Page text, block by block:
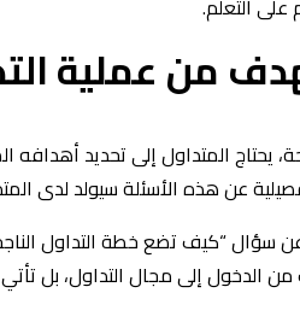
من عملية
يحتاج المتداول إلى تحديد أهدافه
عن هذه الأسئلة سيولد لدى
سؤال “كيف تضع خطة التداول
الدخول إلى مجال التداول، بل